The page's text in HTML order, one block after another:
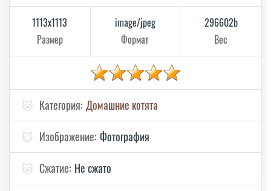
1113x1113
Размер
image/jpeg
Формат
296602b
Вес
🐱 Категория: Домашние котята
🐱 Изображение: Фотография
🐱 Сжатие: Не сжато